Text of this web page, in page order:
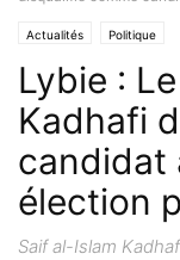
Actualités Politique
Lybie :
Kadhafi
candidat
élection
Saif al-Islam